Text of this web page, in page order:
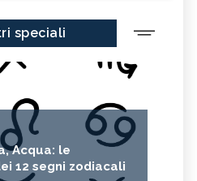
speciali
Acqua: le
12 segni zodiacali